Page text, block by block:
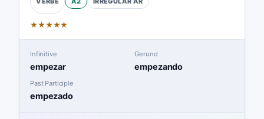
★★★★★
Infinitive
empezar
Gerund
empezando
Past Participle
empezado